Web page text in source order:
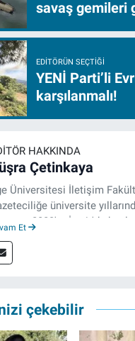
savaş gemileri
EDITÖRÜN SEÇTIĞI
YENİ Parti’li
karşılanmalı!
HAKKINDA
Çetinkaya
Üniversitesi İletişim
üniversite
2023'te İzmir'de
Et
çekebilir